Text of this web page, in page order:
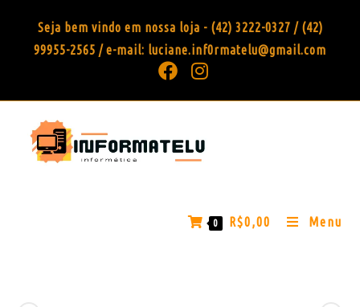
Seja bem vindo em nossa loja - (42) 3222-0327 / (42)
99955-2565 / e-mail: luciane.inf0rmatelu@gmail.com
0 R$0,00 Menu